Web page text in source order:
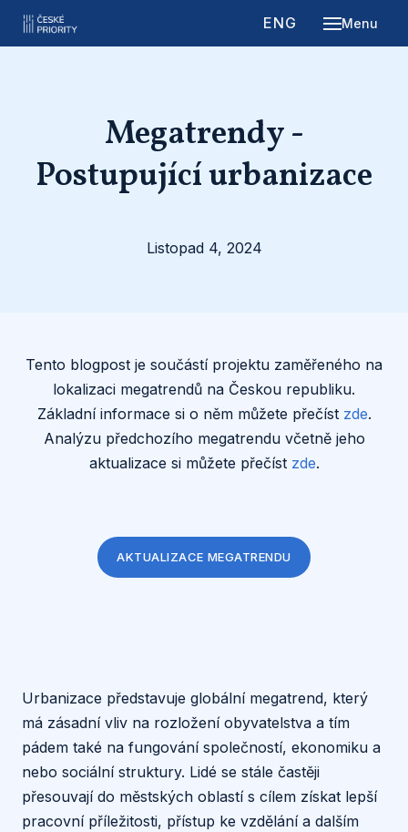
Menu
CZ
ENG
BLOG
Megatrendy -
Postupující urbanizace
Listopad 4, 2024
Tento blogpost je součástí projektu zaměřeného na
lokalizaci megatrendů na Českou republiku.
Základní informace si o něm můžete přečíst zde.
Analýzu předchozího megatrendu včetně jeho
aktualizace si můžete přečíst zde.
AKTUALIZACE MEGATRENDU
Urbanizace představuje globální megatrend, který
má zásadní vliv na rozložení obyvatelstva a tím
pádem také na fungování společností, ekonomiku a
nebo sociální struktury. Lidé se stále častěji
přesouvají do městských oblastí s cílem získat lepší
pracovní příležitosti, přístup ke vzdělání a dalším